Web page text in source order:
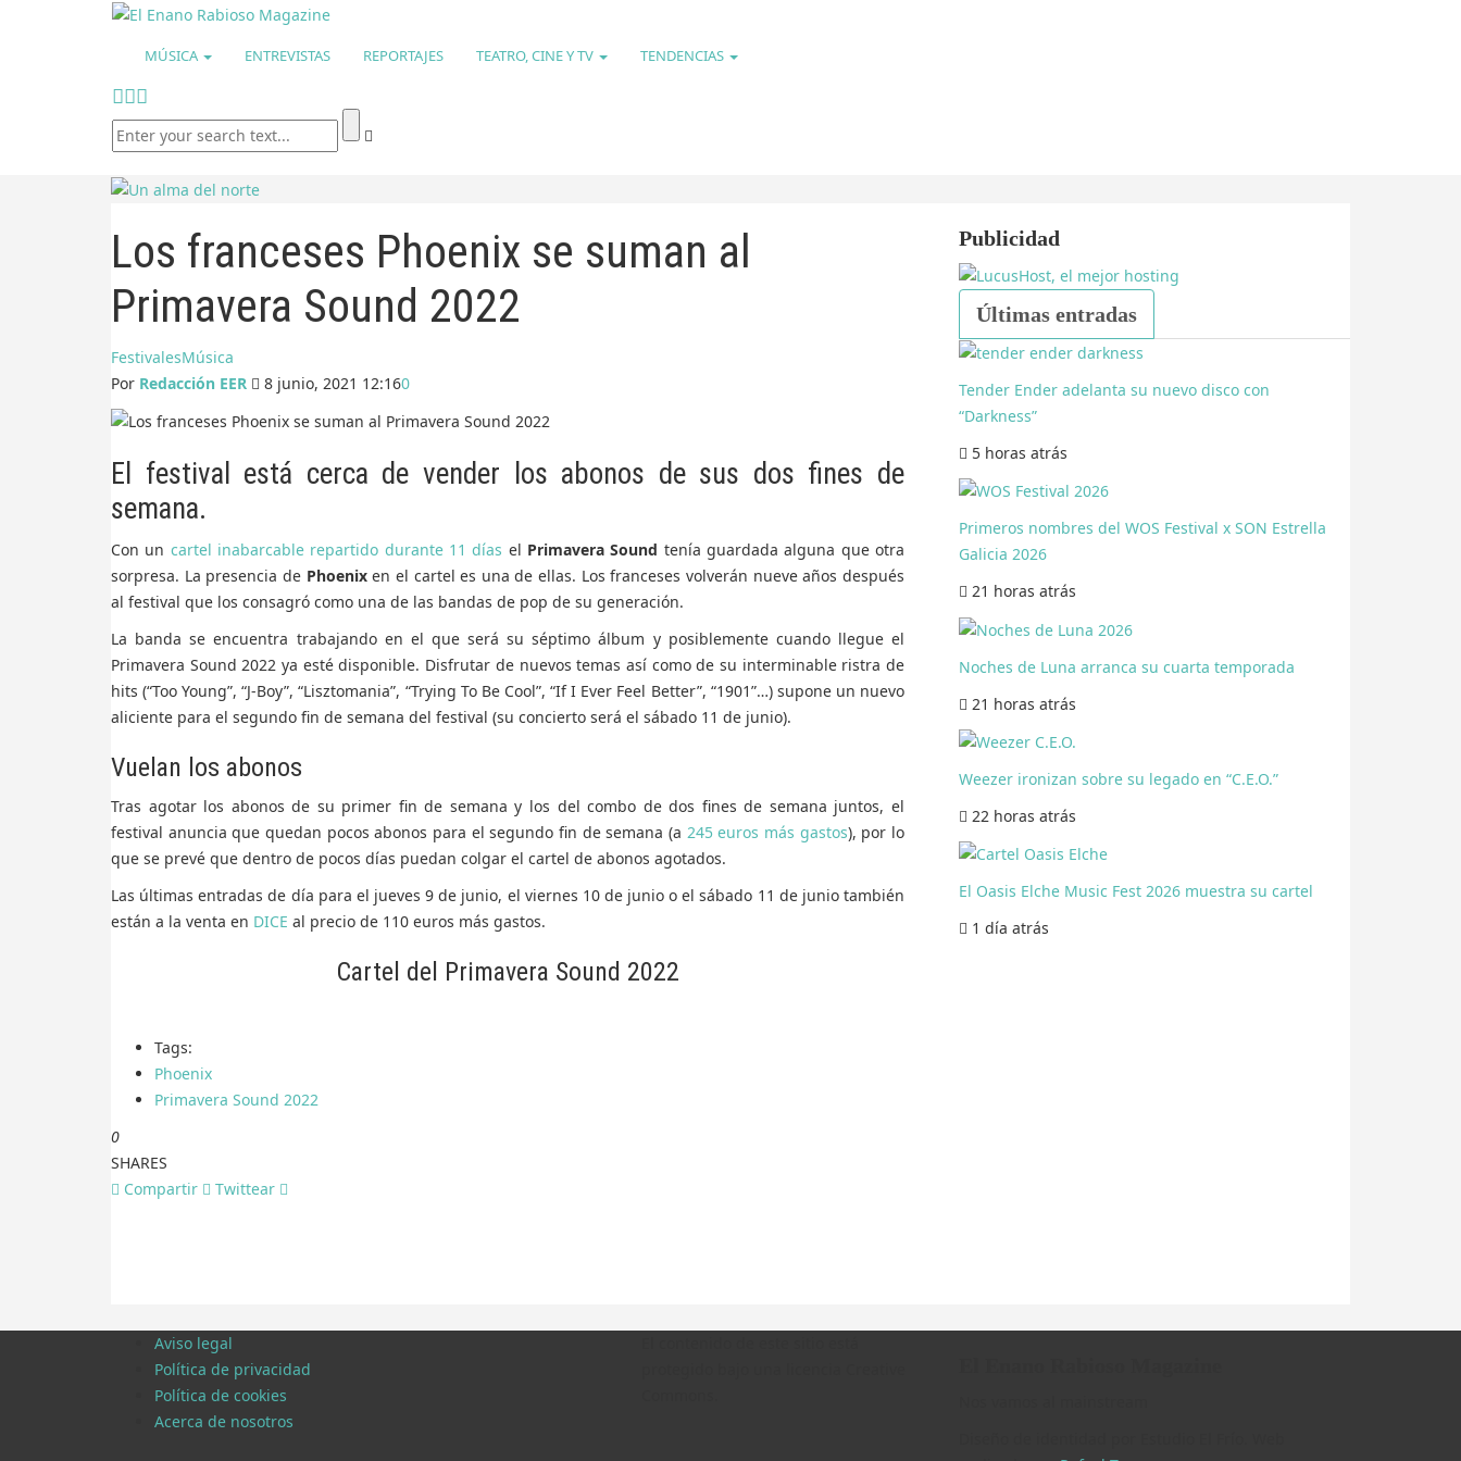
MÚSICA ENTREVISTAS REPORTAJES TEATRO, CINE Y TV TENDENCIAS
Los franceses Phoenix se suman al
Primavera Sound 2022
FestivalesMúsica
Por Redacción EER 8 junio, 2021 12:160
El festival está cerca de vender los abonos de sus dos fines de
semana.
Con un cartel inabarcable repartido durante 11 días el Primavera Sound tenía guardada alguna que otra
sorpresa. La presencia de Phoenixen el cartel es una de ellas. Los franceses volverán nueve años después
al festival que los consagró como una de las bandas de pop de su generación.
La banda se encuentra trabajando en el que será su séptimo álbum y posiblemente cuando llegue el
Primavera Sound 2022 ya esté disponible. Disfrutar de nuevos temas así como de su interminable ristra de
hits (“Too Young”, “J-Boy”, “Lisztomania”, “Trying To Be Cool”, “If I Ever Feel Better”, “1901”…) supone un nuevo
aliciente para el segundo fin de semana del festival (su concierto será el sábado 11 de junio).
Vuelan los abonos
Tras agotar los abonos de su primer fin de semana y los del combo de dos fines de semana juntos, el
festival anuncia que quedan pocos abonos para el segundo fin de semana (a 245 euros más gastos), por lo
que se prevé que dentro de pocos días puedan colgar el cartel de abonos agotados.
Las últimas entradas de día para el jueves 9 de junio, el viernes 10 de junio o el sábado 11 de junio también
están a la venta en DICE al precio de 110 euros más gastos.
Cartel del Primavera Sound 2022
Tags:
Phoenix
Primavera Sound 2022
0
SHARES
Compartir
Twittear
Publicidad
Últimas entradas
Tender Ender adelanta su nuevo disco con
“Darkness”
5 horas atrás
Primeros nombres del WOS Festival x SON Estrella
Galicia 2026
21 horas atrás
Noches de Luna arranca su cuarta temporada
21 horas atrás
Weezer ironizan sobre su legado en “C.E.O.”
22 horas atrás
El Oasis Elche Music Fest 2026 muestra su cartel
1 día atrás
Aviso legal
Política de privacidad
Política de cookies
Acerca de nosotros